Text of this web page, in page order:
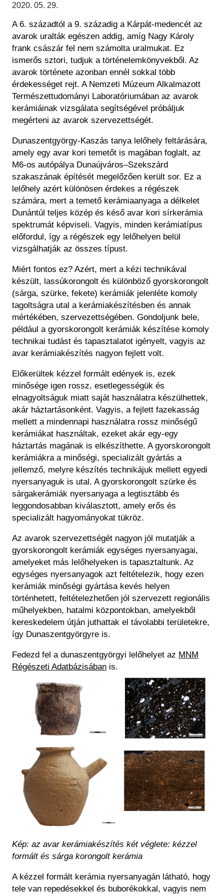
Régészet
Felnőttképzés
Közérdekű adatok
Történeti Fényképtár
Éremtár
Központi Könyvtár
2020. 05. 29.
A 6. századtól a 9. századig a Kárpát-medencét az
avarok uralták egészen addig, amíg Nagy Károly
frank császár fel nem számolta uralmukat. Ez
ismerős sztori, tudjuk a történelemkönyvekből. Az
avarok története azonban ennél sokkal több
érdekességet rejt. A Nemzeti Múzeum Alkalmazott
Természettudományi Laboratóriumában az avarok
kerámiáinak vizsgálata segítségével próbáljuk
megérteni az avarok szervezettségét.
Dunaszentgyörgy-Kaszás tanya lelőhely feltárására,
amely egy avar kori temetőt is magában foglalt, az
M6-os autópálya Dunaújváros–Szekszárd
szakaszának építését megelőzően került sor. Ez a
lelőhely azért különösen érdekes a régészek
számára, mert a temető kerámiaanyaga a délkelet
Dunántúl teljes közép és késő avar kori sírkerámia
spektrumát képviseli. Vagyis, minden kerámiatípus
előfordul, így a régészek egy lelőhelyen belül
vizsgálhatják az összes típust.
Miért fontos ez? Azért, mert a kézi technikával
készült, lassúkorongolt és különböző gyorskorongolt
(sárga, szürke, fekete) kerámiák jelenléte komoly
tagoltságra utal a kerámiakészítésben és annak
mértékében, szervezettségében. Gondoljunk bele,
például a gyorskorongolt kerámiák készítése komoly
technikai tudást és tapasztalatot igényelt, vagyis az
avar kerámiakészítés nagyon fejlett volt.
Előkerültek kézzel formált edények is, ezek
minősége igen rossz, esetlegességük és
elnagyoltságuk miatt saját használatra készülhettek,
akár háztartásonként. Vagyis, a fejlett fazekasság
mellett a mindennapi használatra rossz minőségű
kerámiákat használtak, ezeket akár egy-egy
háztartás magának is elkészíthette. A gyorskorongolt
kerámiákra a minőségi, specializált gyártás a
jellemző, melyre készítés technikájuk mellett egyedi
nyersanyaguk is utal. A gyorskorongolt szürke és
sárgakerámiák nyersanyaga a legtisztább és
leggondosabban kiválasztott, amely erős és
specializált hagyományokat tükröz.
Az avarok szervezettségét nagyon jól mutatják a
gyorskorongolt kerámiák egységes nyersanyagai,
amelyeket más lelőhelyeken is tapasztaltunk. Az
egységes nyersanyagok azt feltételezik, hogy ezen
kerámiák minőségi gyártása kevés helyen
történhetett, feltételezhetően jól szervezett regionális
műhelyekben, hatalmi központokban, amelyekből
kereskedelem útján juthattak el távolabbi területekre,
így Dunaszentgyörgyre is.
Fedezd fel a dunaszentgyörgyi lelőhelyet az MNM
Régészeti Adatbázisában is.
Kép: az avar kerámiakészítés két véglete: kézzel
formált és sárga korongolt kerámia
A kézzel formált kerámia nyersanyagán látható, hogy
tele van repedésekkel és buborékokkal, vagyis nem